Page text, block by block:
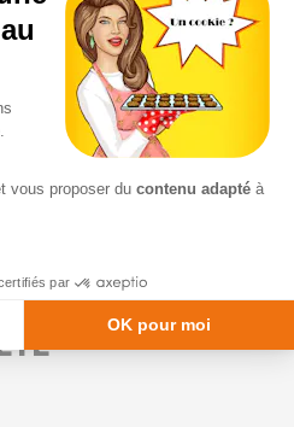
vous proposer du contenu adapté à
par
OK pour moi
: Personnalisez vos
et de gérer vos
, aux côtés ducafé
de la canne à sucre, dans un
respect total de l'environnement
communautés locales
net
: 80g(92,50€/kg)
Au-delà de 10 tablettes, les délais
Photo non